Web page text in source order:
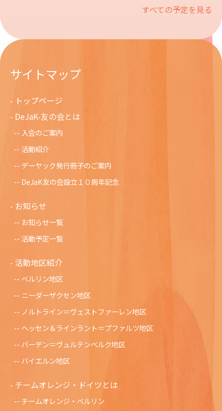
すべての予定を見る
サイトマップ
トップページ
DeJaK-友の会とは
入会のご案内
活動紹介
デーヤック発行冊子のご案内
DeJaK友の会設立１０周年記念
お知らせ
お知らせ一覧
活動予定一覧
活動地区紹介
ベルリン地区
ニーダーザクセン地区
ノルトライン＝ヴェストファーレン地区
ヘッセン＆ラインラント＝プファルツ地区
バーデン＝ヴュルテンベルク地区
バイエルン地区
チームオレンジ・ドイツとは
チームオレンジ・ベルリン